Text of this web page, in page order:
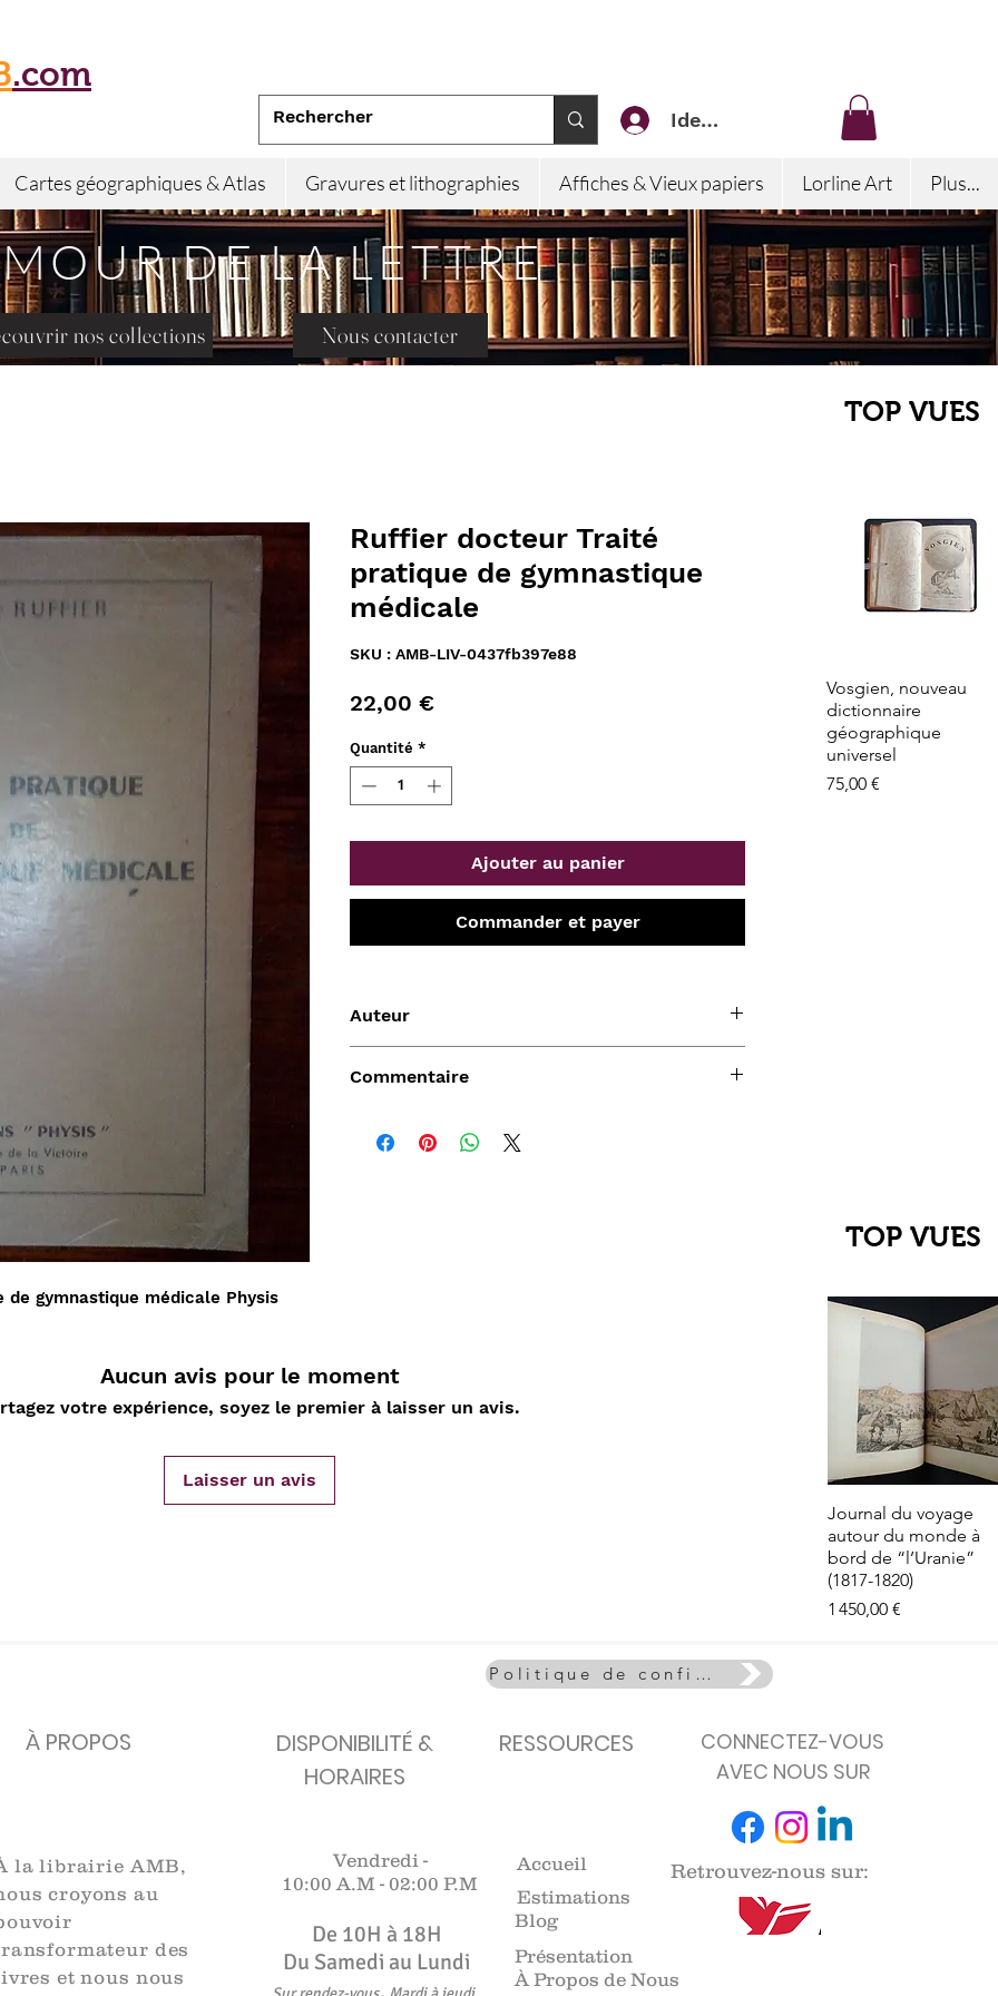
.com
Identifiez-vous
Cartes géographiques & Atlas Gravures et lithographies Affiches & Vieux papiers Lorline Art Plus...
DE LA LETTRE
nos collections Nous contacter
gymnastique médicale Physis
Ruffier docteur Traité
pratique de gymnastique
médicale
SKU : AMB-LIV-0437fb397e88
22,00 €Prix
Quantité *
Ajouter au panier
Commander et payer
Auteur
Commentaire
Aucun avis pour le moment
votre expérience, soyez le premier à laisser un avis.
Laisser un avis
TOP VUES
Aperçu rapide
Vosgien, nouveau
dictionnaire
géographique
universel
Prix
75,00 €
TOP VUES
Aperçu rapide
Journal du voyage
autour du monde à
bord de “l’Uranie”
(1817-1820)
Prix
1 450,00 €
Aperçu rapide
Nature Morte aux
carafes, Cottavoz,
Aperçu rapide
Sahara, L'Epopée
Leclerc 1954-55, Map
Michelin, carte
Politique de confidentialité
À PROPOS
DISPONIBILITÉ &
HORAIRES
RESSOURCES
CONNECTEZ-VOUS
AVEC NOUS SUR
la librairie AMB,
croyons au
des
et nous nous
Vendredi -
10:00 A.M - 02:00 P.M
De 10H à 18H​​​
Du Samedi au Lundi
,
Accueil
Estimations
Blog
Retrouvez-nous sur:
Présentation
À Propos de Nous